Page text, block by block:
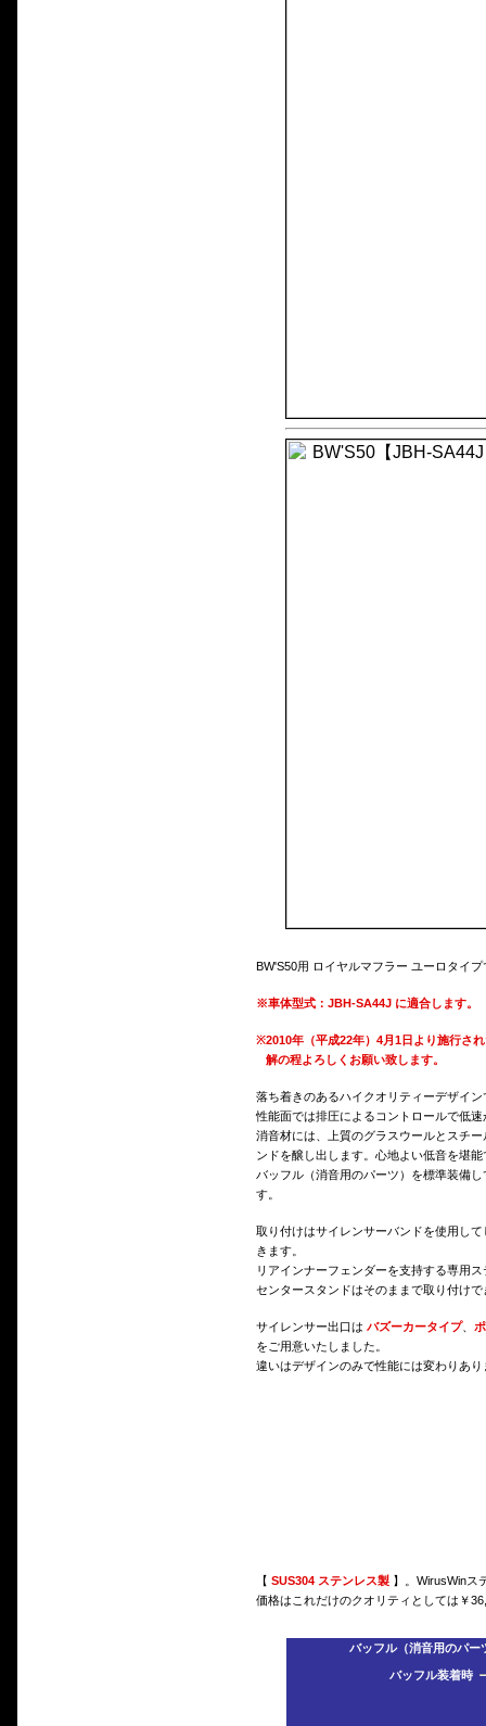
BW'S50用 ロイヤルマフラー ユーロタイプ
※車体型式：JBH-SA44J に適合します。
※2010年（平成22年）4月1日より施行さ
解の程よろしくお願い致します。
落ち着きのあるハイクオリティーデザイ
性能面では排圧によるコントロールで低
消音材には、上質のグラスウールとスチ
ンドを醸し出します。心地よい低音を堪能
バッフル（消音用のパーツ）を標準装備
す。
取り付けはサイレンサーバンドを使用し
きます。
リアインナーフェンダーを支持する専用
センタースタンドはそのままで取り付け
サイレンサー出口は バズーカータイプ、
をご用意いたしました。
違いはデザインのみで性能には変わりあ
【 SUS304 ステンレス製 】。WirusWinス
価格はこれだけのクオリティとしては￥
バッフル（消音用のパ
バッフル装着時